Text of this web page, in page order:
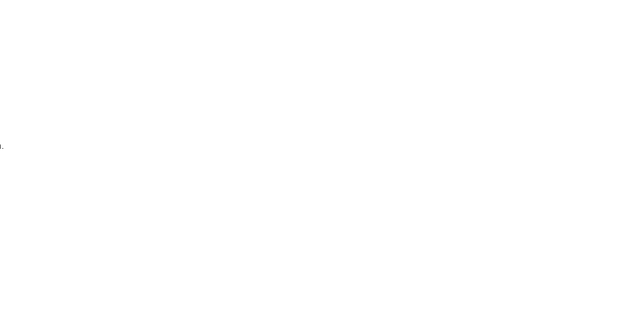
nhanh hơn, cho sai quả, quả to và ngọt hơn.
đầu chuyển sang màu đỏ và khi sờ thì cứng, không dập nát thì ta bắt đầu
quả vào rổ hoặc các thùng nhỏ, tránh làm tổn thương đến cây. Bảo quản cà
hoạch cần nhanh chóng đem đi tiêu thụ vì đây là loại quả không giữ được
bệnh.
cao làm hạt giống hô hấp mạnh, tiêu hao nhanh các chất dinh dưỡng dự
thông thoáng, mát mẻ.
giữ trong hộp lưu trữ.